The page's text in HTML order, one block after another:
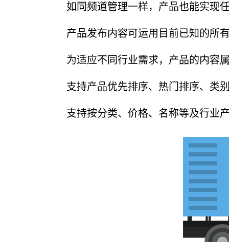
如同频道管理一样，产品也能实现
产品发布内容可运用目前已知的所
为适应不同行业需求，产品的内容
支持产品优先排序、热门排序、类
支持按分类、价格、名称等及行业